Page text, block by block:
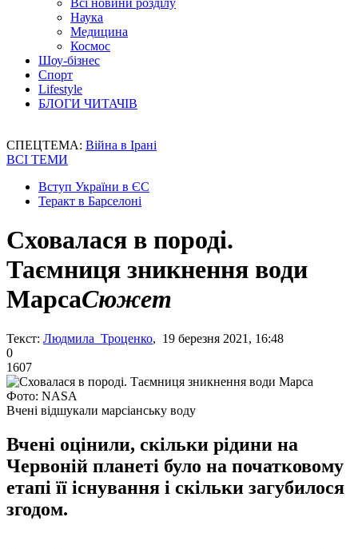
Всі новини розділу
Наука
Медицина
Космос
Шоу-бізнес
Спорт
Lifestyle
БЛОГИ ЧИТАЧІВ
СПЕЦТЕМА: Війна в Ірані
ВСІ ТЕМИ
Вступ України в ЄС
Теракт в Барселоні
Сховалася в породі.
Таємниця зникнення води
МарсаСюжет
Текст: Людмила Троценко, 19 березня 2021, 16:48
0
1607
Фото: NASA
Вчені відшукали марсіанську воду
Вчені оцінили, скільки рідини на
Червоній планеті було на початковому
етапі її існування і скільки загубилося
згодом.